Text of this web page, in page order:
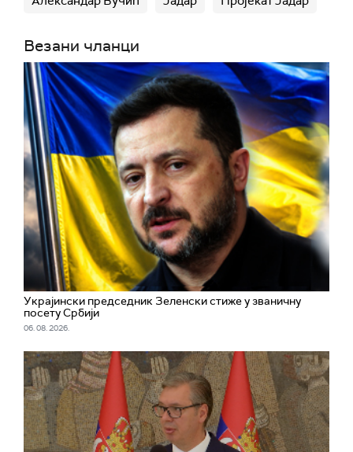
Везани чланци
Украјински председник Зеленски стиже у званичну
посету Србији
06. 08. 2026.